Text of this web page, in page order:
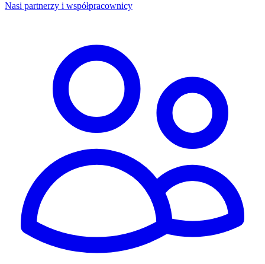
Nasi partnerzy i współpracownicy